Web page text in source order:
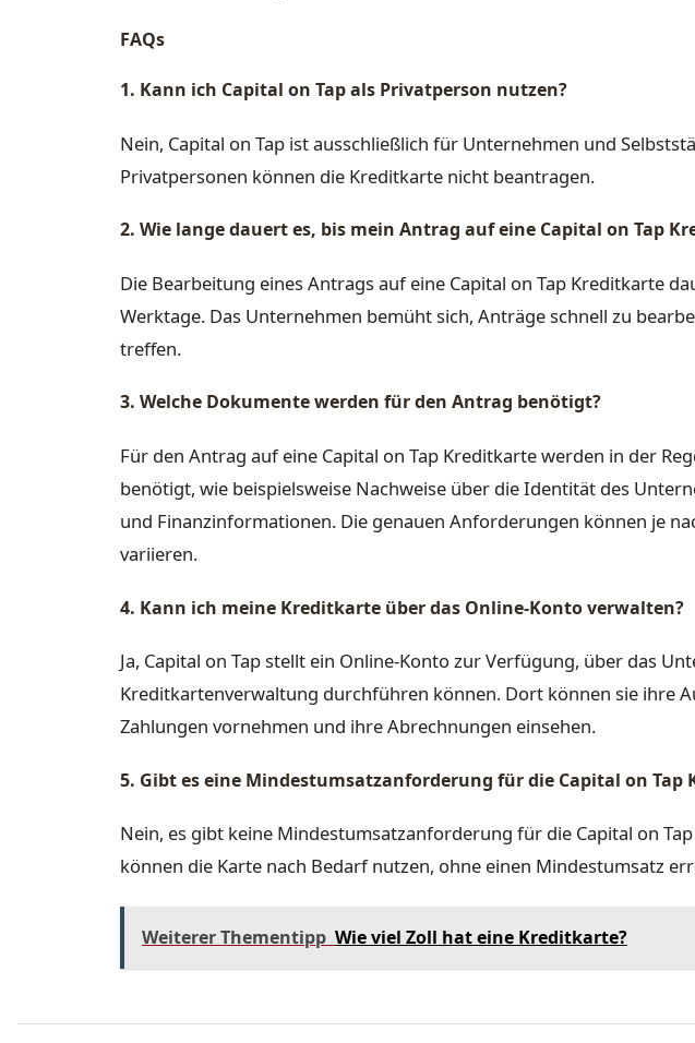
FAQs
1. Kann ich Capital on Tap als Privatperson nutzen?
Nein, Capital on Tap ist ausschließlich für Unternehmen und
Privatpersonen können die Kreditkarte nicht beantragen.
2. Wie lange dauert es, bis mein Antrag auf eine Capital on Tap
Die Bearbeitung eines Antrags auf eine Capital on Tap Kreditkarte
Werktage. Das Unternehmen bemüht sich, Anträge schnell zu
treffen.
3. Welche Dokumente werden für den Antrag benötigt?
Für den Antrag auf eine Capital on Tap Kreditkarte werden in der
benötigt, wie beispielsweise Nachweise über die Identität des
und Finanzinformationen. Die genauen Anforderungen können je
variieren.
4. Kann ich meine Kreditkarte über das Online-Konto verwalten?
Ja, Capital on Tap stellt ein Online-Konto zur Verfügung, über das
Kreditkartenverwaltung durchführen können. Dort können sie ihre
Zahlungen vornehmen und ihre Abrechnungen einsehen.
5. Gibt es eine Mindestumsatzanforderung für die Capital on Tap
Nein, es gibt keine Mindestumsatzanforderung für die Capital on
können die Karte nach Bedarf nutzen, ohne einen Mindestumsatz
Weiterer Thementipp Wie viel Zoll hat eine Kreditkarte?